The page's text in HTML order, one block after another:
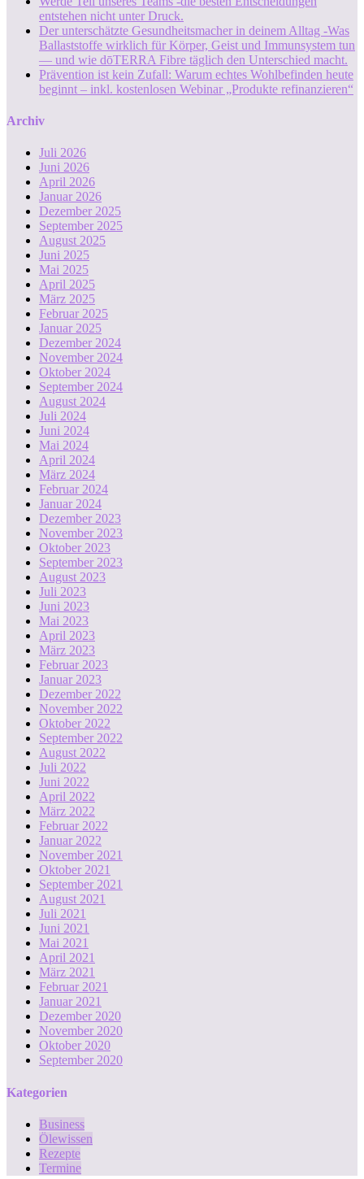
entstehen nicht unter Druck.
Der unterschätzte Gesundheitsmacher in deinem Alltag -Was
Ballaststoffe wirklich für Körper, Geist und Immunsystem tun
— und wie dōTERRA Fibre täglich den Unterschied macht.
Prävention ist kein Zufall: Warum echtes Wohlbefinden heute
beginnt – inkl. kostenlosen Webinar „Produkte refinanzieren“
Archiv
Juli 2026
Juni 2026
April 2026
Januar 2026
Dezember 2025
September 2025
August 2025
Juni 2025
Mai 2025
April 2025
März 2025
Februar 2025
Januar 2025
Dezember 2024
November 2024
Oktober 2024
September 2024
August 2024
Juli 2024
Juni 2024
Mai 2024
April 2024
März 2024
Februar 2024
Januar 2024
Dezember 2023
November 2023
Oktober 2023
September 2023
August 2023
Juli 2023
Juni 2023
Mai 2023
April 2023
März 2023
Februar 2023
Januar 2023
Dezember 2022
November 2022
Oktober 2022
September 2022
August 2022
Juli 2022
Juni 2022
April 2022
März 2022
Februar 2022
Januar 2022
November 2021
Oktober 2021
September 2021
August 2021
Juli 2021
Juni 2021
Mai 2021
April 2021
März 2021
Februar 2021
Januar 2021
Dezember 2020
November 2020
Oktober 2020
September 2020
Kategorien
Business
Ölewissen
Rezepte
Termine